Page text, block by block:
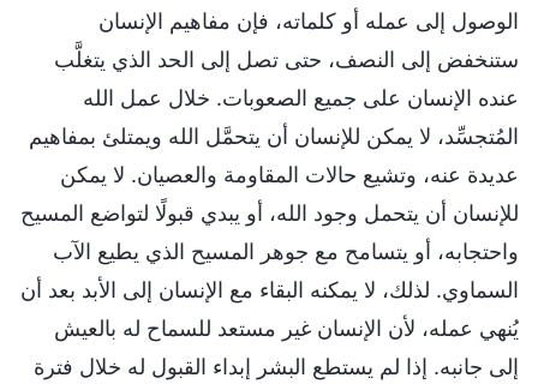
الوصول إلى عمله أو كلماته، فإن مفاهيم الإنسان
ستنخفض إلى النصف، حتى تصل إلى الحد الذي يتغلَّب
عنده الإنسان على جميع الصعوبات. خلال عمل الله
المُتجسِّد، لا يمكن للإنسان أن يتحمَّل الله ويمتلئ بمفاهيم
عديدة عنه، وتشيع حالات المقاومة والعصيان. لا يمكن
للإنسان أن يتحمل وجود الله، أو يبدي قبولًا لتواضع المسيح
واحتجابه، أو يتسامح مع جوهر المسيح الذي يطيع الآب
السماوي. لذلك، لا يمكنه البقاء مع الإنسان إلى الأبد بعد أن
يُنهي عمله، لأن الإنسان غير مستعد للسماح له بالعيش
إلى جانبه. إذا لم يستطع البشر إبداء القبول له خلال فترة